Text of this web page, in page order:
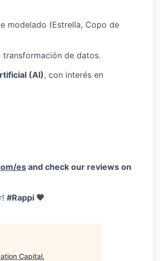
modelado (Estrella, Copo de
de datos.
(AI), con interés en
es and check our reviews on
#Rappi 🧡
Capital.